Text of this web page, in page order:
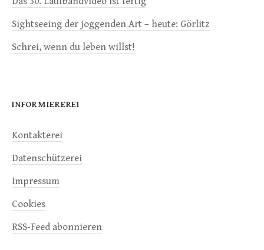
Sightseeing der joggenden Art – heute: Görlitz
Schrei, wenn du leben willst!
INFORMIEREREI
Kontakterei
Datenschützerei
Impressum
Cookies
RSS-Feed abonnieren